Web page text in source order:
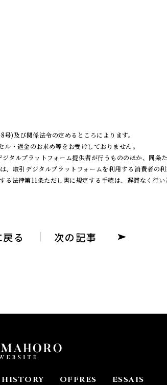
)及び関係法令の定めるところによります。
・返金のお求め等をお受けしておりません。
ルプラットフォーム提供者が行うもののほか、同条
取引デジタルプラットフォームを利用する消費者の
法律第11条ただし書に規定する手続は、遅滞なく行い
る 次の記事
HISTORY OFFRES ESSAIS